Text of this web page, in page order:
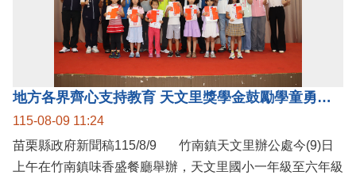
地方各界齊心支持教育 天文里獎學金鼓勵學童勇敢追夢
115-08-09 11:24
苗栗縣政府新聞稿115/8/9 竹南鎮天文里辦公處今(9)日
上午在竹南鎮味香盛餐廳舉辦，天文里國小一年級至六年級